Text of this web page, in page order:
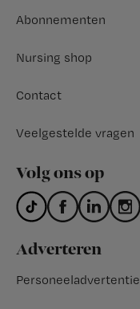
Abonnementen
Nursing shop
Contact
Veelgestelde vragen
Volg ons op
Adverteren
Personeeladvertentie